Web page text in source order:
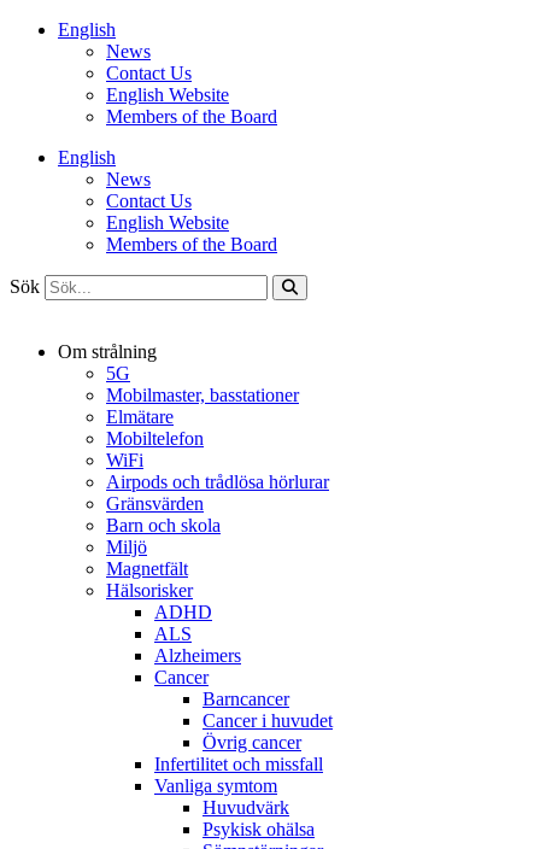
HoppaEnglish
News
Contact Us
English Website
Members of the Board
English
News
Contact Us
English Website
Members of the Board
Sök
Om strålning
5G
Mobilmaster, basstationer
Elmätare
Mobiltelefon
WiFi
Airpods och trådlösa hörlurar
Gränsvärden
Barn och skola
Miljö
Magnetfält
Hälsorisker
ADHD
ALS
Alzheimers
Cancer
Barncancer
Cancer i huvudet
Övrig cancer
Infertilitet och missfall
Vanliga symtom
Huvudvärk
Psykisk ohälsa